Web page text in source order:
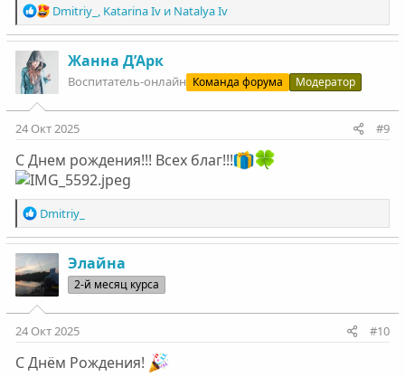
Р
е
а
ц
и
и
:
Dmitriy_ , Katarina Ivи Natalya Iv
Жанна Д’Арк
Воспитатель-онлайн Команда форума Модератор
24 Окт 2025 #9
С Днем рождения!!! Всех благ!!!
Р
е
а
к
ц
и
и
:
Dmitriy_
Элайна
2-й месяц курса
24 Окт 2025 #10
С Днём Рождения!